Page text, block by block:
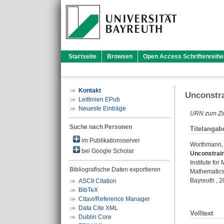
Startseite Browsen Open Access
Kontakt
Leitlinien EPub
Neueste Einträge
Suche nach Personen
im Publikationsserver
bei Google Scholar
Bibliografische Daten exportieren
ASCII Citation
BibTeX
Citavi/Reference Manager
Data Cite XML
Dublin Core
URN zum
Institute for
Bayreuth ,
Volltext